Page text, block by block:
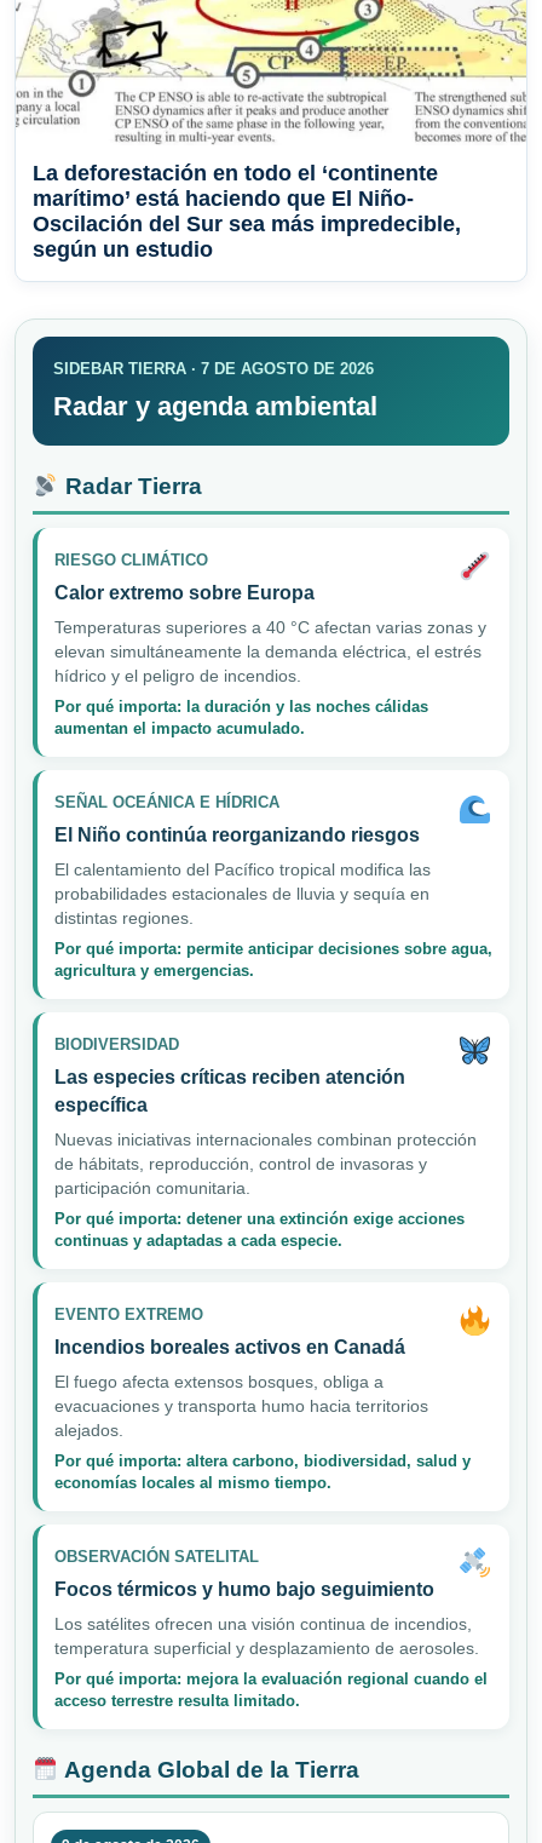
La deforestación en todo el ‘continente
marítimo’ está haciendo que El Niño-
Oscilación del Sur sea más impredecible,
según un estudio
SIDEBAR TIERRA · 7 DE AGOSTO DE 2026
Radar y agenda ambiental
Radar Tierra
RIESGO CLIMÁTICO
Calor extremo sobre Europa
Temperaturas superiores a 40 °C afectan varias zonas y
elevan simultáneamente la demanda eléctrica, el estrés
hídrico y el peligro de incendios.
Por qué importa: la duración y las noches cálidas
aumentan el impacto acumulado.
SEÑAL OCEÁNICA E HÍDRICA
El Niño continúa reorganizando riesgos
El calentamiento del Pacífico tropical modifica las
probabilidades estacionales de lluvia y sequía en
distintas regiones.
Por qué importa: permite anticipar decisiones sobre agua,
agricultura y emergencias.
BIODIVERSIDAD
Las especies críticas reciben atención
específica
Nuevas iniciativas internacionales combinan protección
de hábitats, reproducción, control de invasoras y
participación comunitaria.
Por qué importa: detener una extinción exige acciones
continuas y adaptadas a cada especie.
EVENTO EXTREMO
Incendios boreales activos en Canadá
El fuego afecta extensos bosques, obliga a
evacuaciones y transporta humo hacia territorios
alejados.
Por qué importa: altera carbono, biodiversidad, salud y
economías locales al mismo tiempo.
OBSERVACIÓN SATELITAL
Focos térmicos y humo bajo seguimiento
Los satélites ofrecen una visión continua de incendios,
temperatura superficial y desplazamiento de aerosoles.
Por qué importa: mejora la evaluación regional cuando el
acceso terrestre resulta limitado.
Agenda Global de la Tierra